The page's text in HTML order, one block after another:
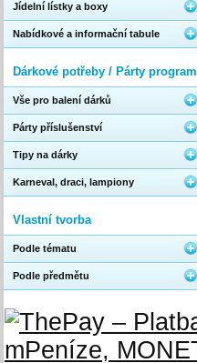
Jídelní lístky a boxy
Nabídkové a informační tabule
Dárkové potřeby / Párty program
Vše pro balení dárků
Párty příslušenství
Tipy na dárky
Karneval, draci, lampiony
Vlastní tvorba
Podle tématu
Podle předmětu